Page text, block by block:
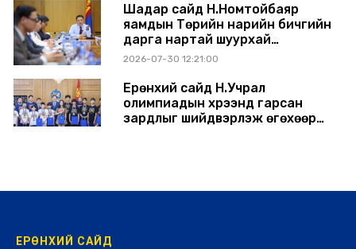
Шадар сайд Н.Номтойбаяр
яамдын Төрийн нарийн бичгийн
дарга нартай шуурхай
хуралдлаа
2026-07-30 12:21:00
Ерөнхий сайд Н.Учрал
олимпиадын хүрээнд гарсан
зардлыг шийдвэрлэж өгөхөөр
ЕРӨНХИЙ САЙД